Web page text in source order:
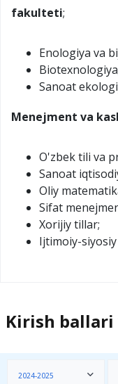
fakulteti;
Enologiya va
Sanoat
Menejment va
O'zbek tili va
Sаnоаt
Oliy
Sifat
Xorijiy tillar;
Ijtimoiy-
Kirish
2024-2025